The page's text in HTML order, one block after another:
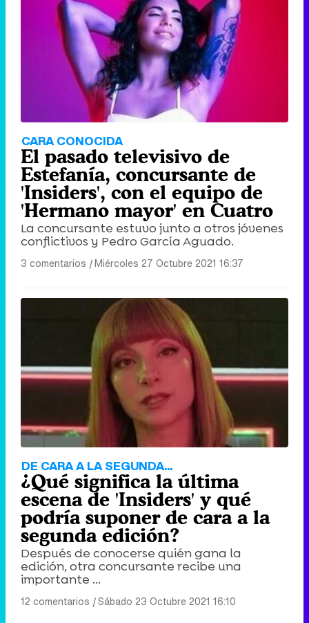
CARA CONOCIDA
El pasado televisivo de
Estefanía, concursante de
'Insiders', con el equipo de
'Hermano mayor' en Cuatro
La concursante estuvo junto a otros jóvenes
conflictivos y Pedro García Aguado.
3 comentarios |Miércoles 27 Octubre 2021 16:37
DE CARA A LA SEGUNDA...
¿Qué significa la última
escena de 'Insiders' y qué
podría suponer de cara a la
segunda edición?
Después de conocerse quién gana la
edición, otra concursante recibe una
importante ...
12 comentarios |Sábado 23 Octubre 2021 16:10